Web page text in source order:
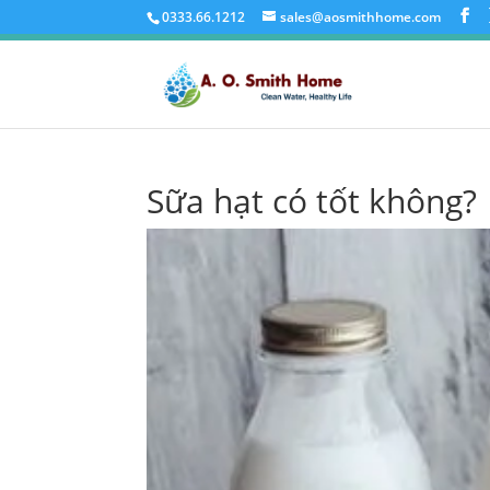
0333.66.1212 sales@aosmithhome.com
Sữa hạt có tốt không?